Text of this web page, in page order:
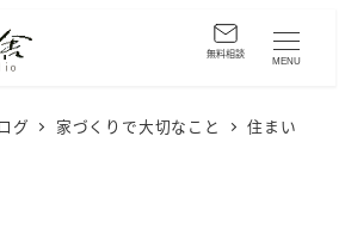
MENU
グ 家づくりで大切なこと
住まい
無料相談